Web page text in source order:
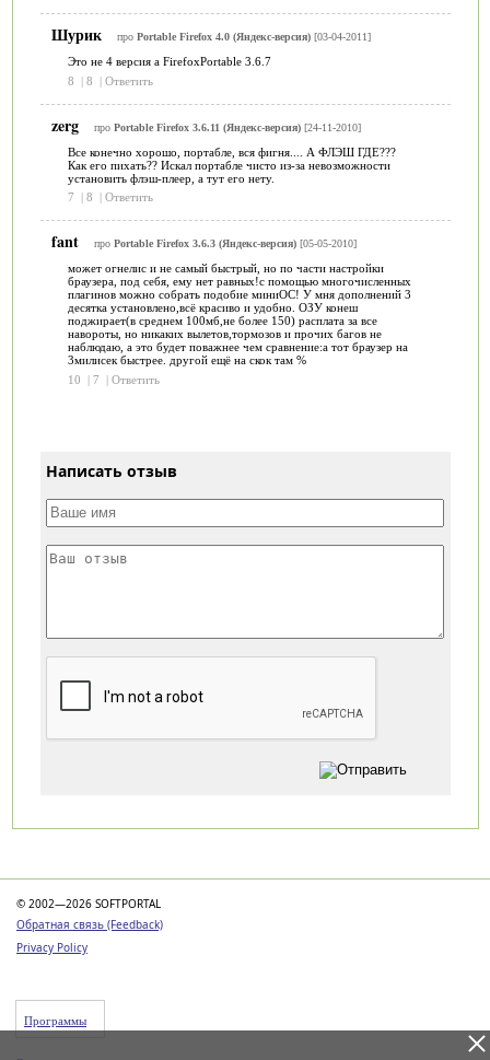
Шурик про Portable Firefox 4.0 (Яндекс-версия)[03-04-2011]
Это не 4 версия а FirefoxPortable 3.6.7
8
| 8 | Ответить
zerg про Portable Firefox 3.6.11 (Яндекс-версия)[24-11-2010]
Все конечно хорошо, портабле, вся фигня.... А ФЛЭШ ГДЕ???
Как его пихать?? Искал портабле чисто из-за невозможности
установить флэш-плеер, а тут его нету.
7
| 8 | Ответить
fant про Portable Firefox 3.6.3 (Яндекс-версия)[05-05-2010]
может огнелис и не самый быстрый, но по части настройки
браузера, под себя, ему нет равных!с помощью многочисленных
плагинов можно собрать подобие миниОС! У мня дополнений 3
десятка установлено,всё красиво и удобно. ОЗУ конеш
поджирает(в среднем 100мб,не более 150) расплата за все
навороты, но никаких вылетов,тормозов и прочих багов не
наблюдаю, а это будет поважнее чем сравнение:а тот браузер на
3милисек быстрее. другой ещё на скок там %
10
| 7 | Ответить
Написать отзыв
© 2002—2026 SOFTPORTAL
Обратная связь (Feedback)
Privacy Policy
Программы